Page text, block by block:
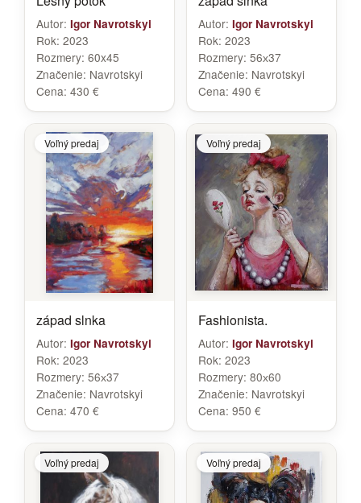
Autor: Igor Navrotskyi
Rok: 2023
Rozmery: 60x45
Značenie: Navrotskyi
Cena: 430 €
Autor: Igor Navrotskyi
Rok: 2023
Rozmery: 56х37
Značenie: Navrotskyi
Cena: 490 €
Voľný predaj
západ slnka
Autor: Igor Navrotskyi
Rok: 2023
Rozmery: 56х37
Značenie: Navrotskyi
Cena: 470 €
Voľný predaj
Fashionista.
Autor: Igor Navrotskyi
Rok: 2023
Rozmery: 80х60
Značenie: Navrotskyi
Cena: 950 €
Voľný predaj Voľný predaj